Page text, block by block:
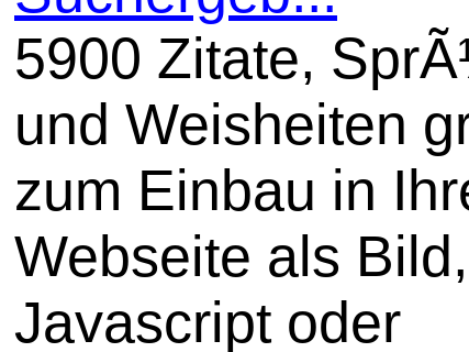
5900 Zitate,
und Weisheiten
zum Einbau in
Webseite als Bild,
Javascript oder